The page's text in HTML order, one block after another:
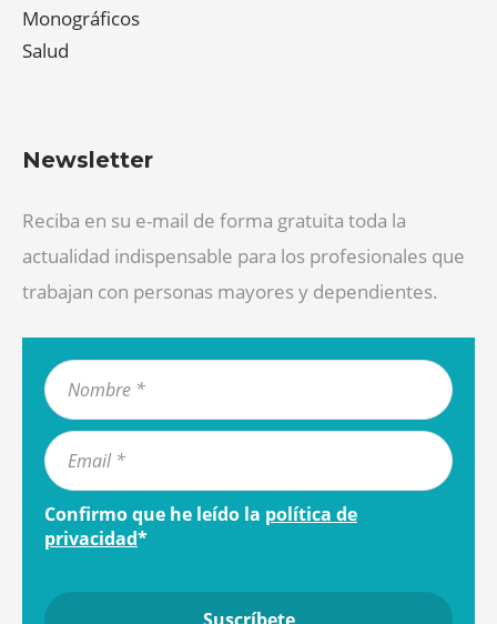
Monográficos
Salud
Newsletter
Reciba en su e-mail de forma gratuita toda la
actualidad indispensable para los profesionales que
trabajan con personas mayores y dependientes.
Confirmo que he leído la política de
privacidad*